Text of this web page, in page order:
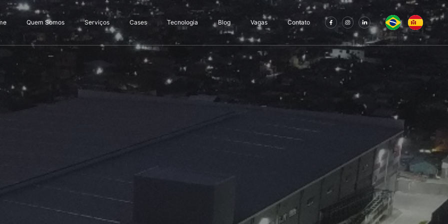
Quem Somos Serviços Cases Tecnologia Blog Vagas Contato